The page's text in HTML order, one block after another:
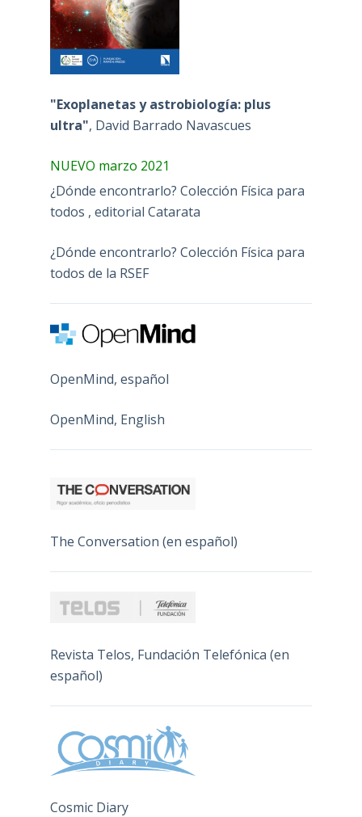
"Exoplanetas y astrobiología: plus
ultra", David Barrado Navascues
NUEVO marzo 2021
¿Dónde encontrarlo? Colección Física para
todos , editorial Catarata
¿Dónde encontrarlo? Colección Física para
todos de la RSEF
OpenMind, español
OpenMind, English
The Conversation (en español)
Revista Telos, Fundación Telefónica (en
español)
Cosmic Diary